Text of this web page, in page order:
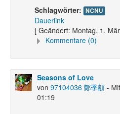
Schlagwörter: NCNU
Dauerlink
[ Geändert: Montag, 1.
Kommentare (0)
Seasons of Love
von 97104036 鄭季顓 -
01:19